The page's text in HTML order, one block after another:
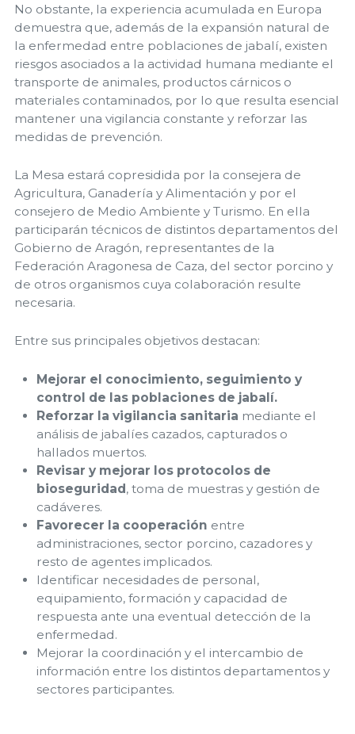
No obstante, la experiencia acumulada en Europa
demuestra que, además de la expansión natural de
la enfermedad entre poblaciones de jabalí, existen
riesgos asociados a la actividad humana mediante el
transporte de animales, productos cárnicos o
materiales contaminados, por lo que resulta esencial
mantener una vigilancia constante y reforzar las
medidas de prevención.
La Mesa estará copresidida por la consejera de
Agricultura, Ganadería y Alimentación y por el
consejero de Medio Ambiente y Turismo. En ella
participarán técnicos de distintos departamentos del
Gobierno de Aragón, representantes de la
Federación Aragonesa de Caza, del sector porcino y
de otros organismos cuya colaboración resulte
necesaria.
Entre sus principales objetivos destacan:
Mejorar el conocimiento, seguimiento y
control de las poblaciones de jabalí.
Reforzar la vigilancia sanitaria mediante el
análisis de jabalíes cazados, capturados o
hallados muertos.
Revisar y mejorar los protocolos de
bioseguridad, toma de muestras y gestión de
cadáveres.
Favorecer la cooperación entre
administraciones, sector porcino, cazadores y
resto de agentes implicados.
Identificar necesidades de personal,
equipamiento, formación y capacidad de
respuesta ante una eventual detección de la
enfermedad.
Mejorar la coordinación y el intercambio de
información entre los distintos departamentos y
sectores participantes.